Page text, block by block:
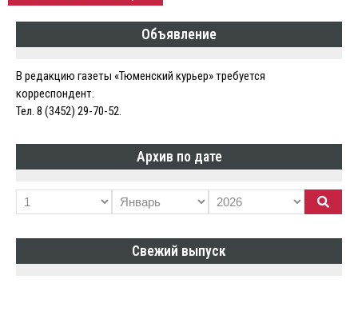
Объявление
В редакцию газеты «Тюменский курьер» требуется
корреспондент.
Тел. 8 (3452) 29-70-52.
Архив по дате
Свежий выпуск